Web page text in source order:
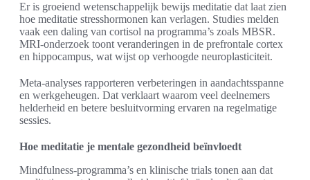
Er is groeiend wetenschappelijk bewijs meditatie dat laat zien
hoe meditatie stresshormonen kan verlagen. Studies melden
vaak een daling van cortisol na programma’s zoals MBSR.
MRI-onderzoek toont veranderingen in de prefrontale cortex
en hippocampus, wat wijst op verhoogde neuroplasticiteit.
Meta-analyses rapporteren verbeteringen in aandachtsspanne
en werkgeheugen. Dat verklaart waarom veel deelnemers
helderheid en betere besluitvorming ervaren na regelmatige
sessies.
Hoe meditatie je mentale gezondheid beïnvloedt
Mindfulness-programma’s en klinische trials tonen aan dat